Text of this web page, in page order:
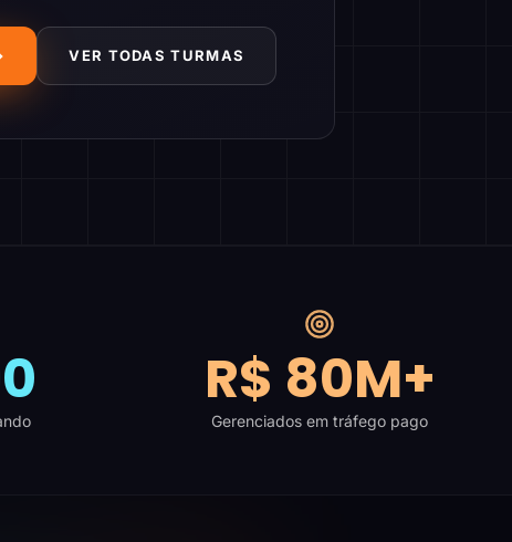
VER TODAS TURMAS
R$ 80M+
Gerenciados em tráfego pago